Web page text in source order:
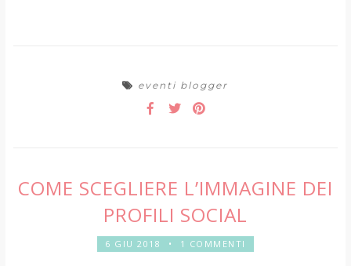
eventi blogger
COME SCEGLIERE L’IMMAGINE DEI
PROFILI SOCIAL
6 GIU 2018 • 1 COMMENTI